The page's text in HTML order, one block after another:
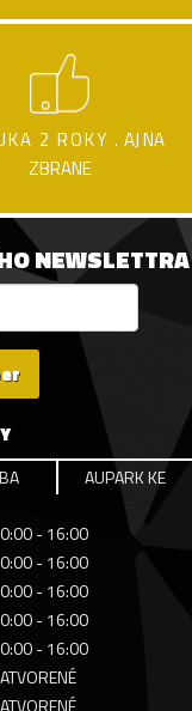
2 ROKY . AJ NA
ZBRANE
NEWSLETTRA
AUPARK KE
- 16:00
- 16:00
- 16:00
- 16:00
- 16:00